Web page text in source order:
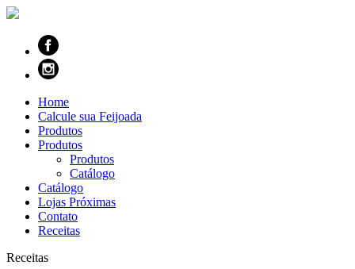
Home
Calcule sua Feijoada
Produtos
Produtos
Produtos
Catálogo
Catálogo
Lojas Próximas
Contato
Receitas
Receitas